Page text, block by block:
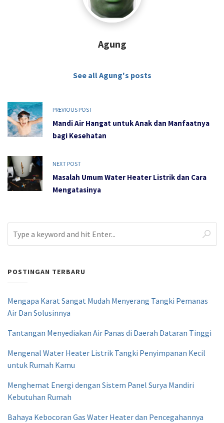
Agung
See all Agung's posts
PREVIOUS POST
Mandi Air Hangat untuk Anak dan Manfaatnya
bagi Kesehatan
NEXT POST
Masalah Umum Water Heater Listrik dan Cara
Mengatasinya
POSTINGAN TERBARU
Mengapa Karat Sangat Mudah Menyerang Tangki Pemanas
Air Dan Solusinnya
Tantangan Menyediakan Air Panas di Daerah Dataran Tinggi
Mengenal Water Heater Listrik Tangki Penyimpanan Kecil
untuk Rumah Kamu
Menghemat Energi dengan Sistem Panel Surya Mandiri
Kebutuhan Rumah
Bahaya Kebocoran Gas Water Heater dan Pencegahannya